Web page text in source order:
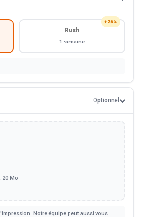
+25%
Rush
1 semaine
Optionnel
20 Mo
Notre équipe peut aussi vous